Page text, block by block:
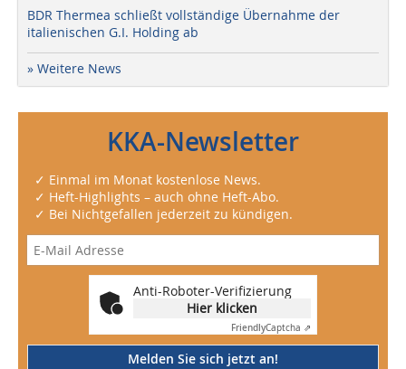
BDR Thermea schließt vollständige Übernahme der
italienischen G.I. Holding ab
» Weitere News
KKA-Newsletter
✓ Einmal im Monat kostenlose News.
✓ Heft-Highlights – auch ohne Heft-Abo.
✓ Bei Nichtgefallen jederzeit zu kündigen.
Anti-Roboter-Verifizierung
Hier klicken
FriendlyCaptcha ⇗
Melden Sie sich jetzt an!